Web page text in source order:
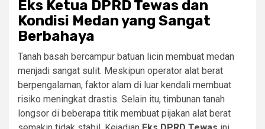
Eks Ketua DPRD Tewas dan
Kondisi Medan yang Sangat
Berbahaya
Tanah basah bercampur batuan licin membuat medan
menjadi sangat sulit. Meskipun operator alat berat
berpengalaman, faktor alam di luar kendali membuat
risiko meningkat drastis. Selain itu, timbunan tanah
longsor di beberapa titik membuat pijakan alat berat